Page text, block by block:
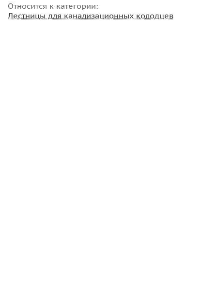
Относится к категории:
Лестницы для канализационных колодцев